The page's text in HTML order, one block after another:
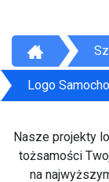
Logo
Nasze projekty
tożsamości
na